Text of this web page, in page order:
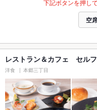
下記ボタンを押し
空
レストラン＆カフェ セル
洋食 本郷三丁目